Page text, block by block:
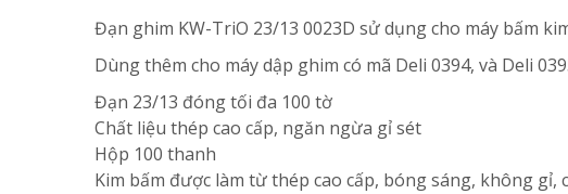
Đạn ghim KW-TriO 23/13 0023D sử dụng cho máy bấm
Dùng thêm cho máy dập ghim có mã Deli 0394, và Deli
Đạn 23/13 đóng tối đa 100 tờ
Chất liệu thép cao cấp, ngăn ngừa gỉ sét
Hộp 100 thanh
Kim bấm được làm từ thép cao cấp, bóng sáng, không gỉ,